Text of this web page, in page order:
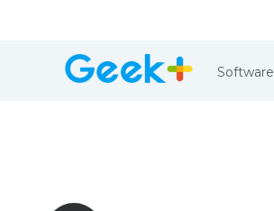
Software